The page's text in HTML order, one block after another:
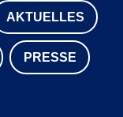
AKTUELLES
PRESSE